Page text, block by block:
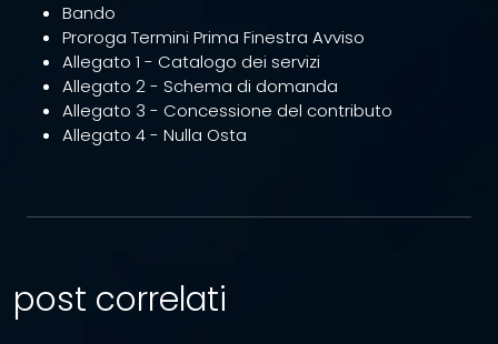
Bando
Proroga Termini Prima Finestra Avviso
Allegato 1 - Catalogo dei servizi
Allegato 2 - Schema di domanda
Allegato 3 - Concessione del contributo
Allegato 4 - Nulla Osta
post correlati